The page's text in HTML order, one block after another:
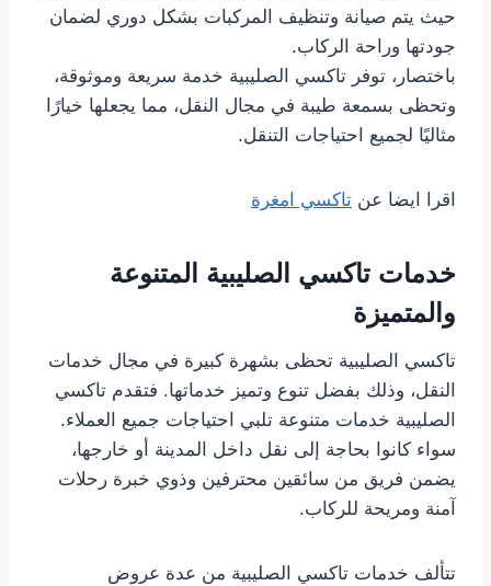
حيث يتم صيانة وتنظيف المركبات بشكل دوري لضمان
جودتها وراحة الركاب.
باختصار، توفر تاكسي الصليبية خدمة سريعة وموثوقة،
وتحظى بسمعة طيبة في مجال النقل، مما يجعلها خيارًا
مثاليًا لجميع احتياجات التنقل.
اقرا ايضا عن تاكسي امغرة
خدمات تاكسي الصليبية المتنوعة
والمتميزة
تاكسي الصليبية تحظى بشهرة كبيرة في مجال خدمات
النقل، وذلك بفضل تنوع وتميز خدماتها. فتقدم تاكسي
الصليبية خدمات متنوعة تلبي احتياجات جميع العملاء.
سواء كانوا بحاجة إلى نقل داخل المدينة أو خارجها،
يضمن فريق من سائقين محترفين وذوي خبرة رحلات
آمنة ومريحة للركاب.
تتألف خدمات تاكسي الصليبية من عدة عروض